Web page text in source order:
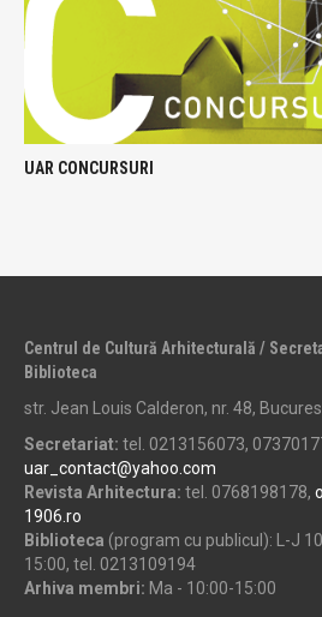
UAR CONCURSURI
Centrul de Cultură Arhitecturală /
Biblioteca
str. Jean Louis Calderon, nr. 48,
Secretariat: tel. 0213156073,
uar_contact@yahoo.com
Revista Arhitectura: tel. 0768198178,
1906.ro
Biblioteca (program cu publicul): L-J
15:00, tel. 0213109194
Arhiva membri: Ma - 10:00-15:00